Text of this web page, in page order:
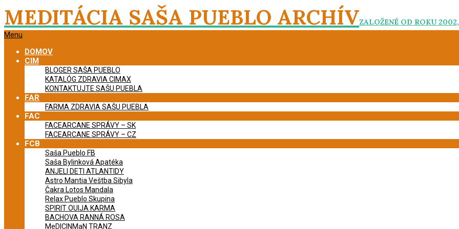
Skip
to
content
MEDITÁCIA SAŠA PUEBLO ARCHÍVZALOŽENÉ OD ROKU
Primary
Menu
Menu
DOMOV
CIM
BLOGER SAŠA PUEBLO
KATALÓG ZDRAVIA CIMAX
KONTAKTUJTE SAŠU PUEBLA
FAR
FARMA ZDRAVIA SAŠU PUEBLA
FAC
FACEARCANE SPRÁVY – SK
FACEARCANE SPRÁVY – CZ
FCB
Saša Pueblo FB
Saša Bylinková Apatéka
ANJELI DETI ATLANTIDY
Astro Mantia Veštba Sibyla
Čakra Lotos Mandala
Relax Pueblo Skupina
SPIRIT OUIJA KARMA
BACHOVA RANNÁ ROSA
MeDICINMaN TRANZ